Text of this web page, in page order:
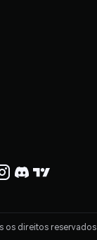
os direitos reservados